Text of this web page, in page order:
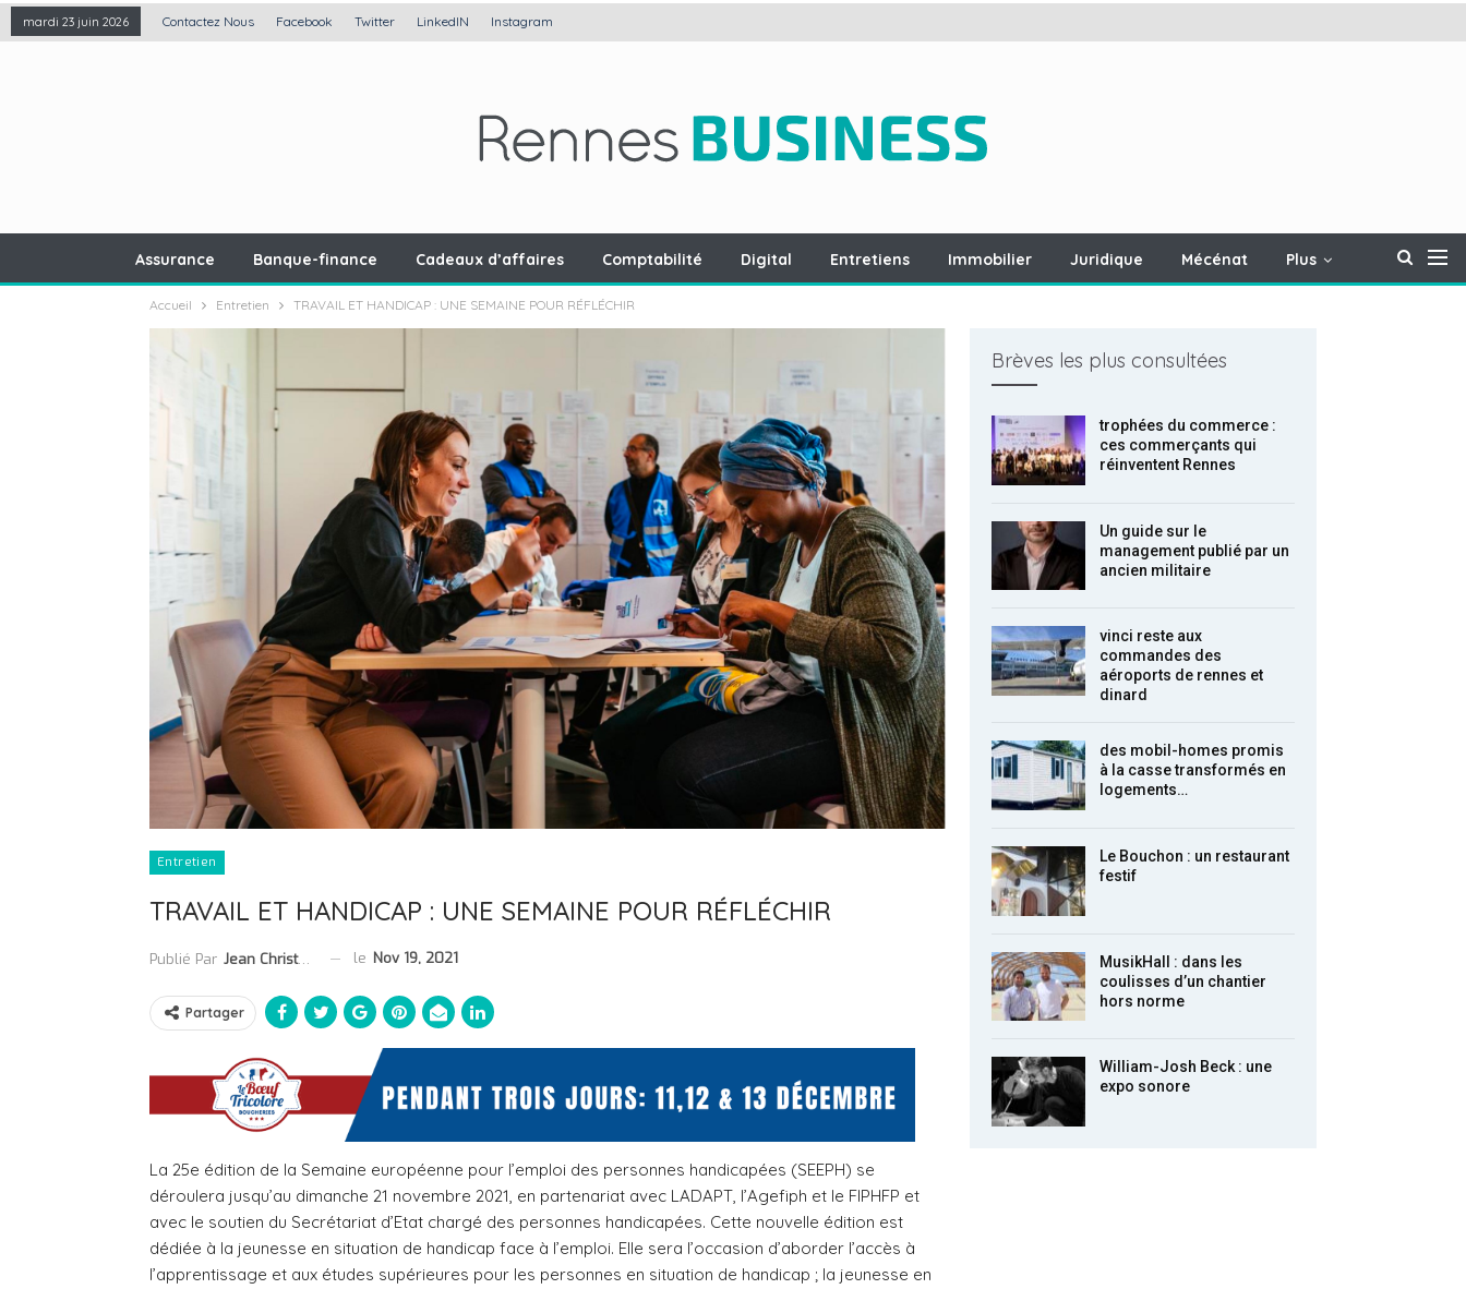
mardi 23 juin 2026 Contactez Nous Facebook Twitter LinkedIN Instagram
Assurance Banque-finance Cadeaux d’affaires Comptabilité Digital Entretiens Immobilier Juridique Mécénat Plus
Accueil Entretien TRAVAIL ET HANDICAP : UNE SEMAINE POUR RÉFLÉCHIR
Entretien
TRAVAIL ET HANDICAP : UNE SEMAINE POUR RÉFLÉCHIR
Publié Par Jean Christophe Collet le Nov 19, 2021
Partager
La 25e édition de la Semaine européenne pour l’emploi des personnes handicapées (SEEPH) se
déroulera jusqu’au dimanche 21 novembre 2021, en partenariat avec LADAPT, l’Agefiph et le FIPHFP et
avec le soutien du Secrétariat d’Etat chargé des personnes handicapées. Cette nouvelle édition est
dédiée à la jeunesse en situation de handicap face à l’emploi. Elle sera l’occasion d’aborder l’accès à
l’apprentissage et aux études supérieures pour les personnes en situation de handicap ; la jeunesse en
Brèves les plus consultées
trophées du commerce :
ces commerçants qui
réinventent Rennes
Un guide sur le
management publié par un
ancien militaire
vinci reste aux
commandes des
aéroports de rennes et
dinard
des mobil-homes promis
à la casse transformés en
logements…
Le Bouchon : un restaurant
festif
MusikHall : dans les
coulisses d’un chantier
hors norme
William-Josh Beck : une
expo sonore